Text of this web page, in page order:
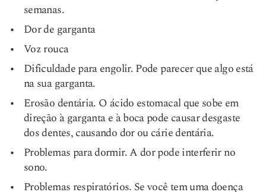
semanas.
Dor de garganta
Voz rouca
Dificuldade para engolir. Pode parecer que algo está
na sua garganta.
Erosão dentária. O ácido estomacal que sobe em
direção à garganta e à boca pode causar desgaste
dos dentes, causando dor ou cárie dentária.
Problemas para dormir. A dor pode interferir no
sono.
Problemas respiratórios. Se você tem uma doença